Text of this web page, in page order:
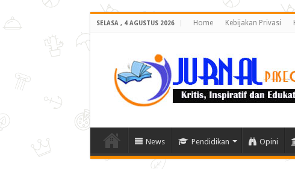
SELASA , 4 AGUSTUS 2026 Home Kebijakan Privasi
News Pendidikan Opini